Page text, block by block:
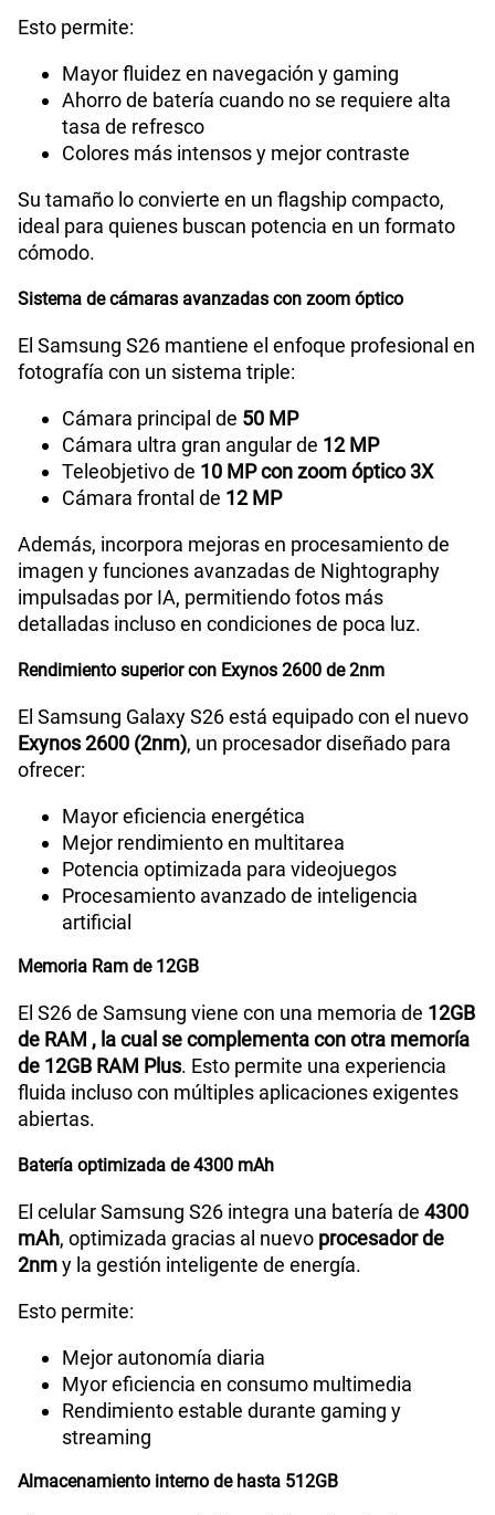
Reconocimiento Facial
Lector de Huella Si
Esto permite:
Mayor fluidez en navegación y gaming
Ahorro de batería cuando no se requiere alta
tasa de refresco
Colores más intensos y mejor contraste
Su tamaño lo convierte en un flagship compacto,
ideal para quienes buscan potencia en un formato
cómodo.
Sistema de cámaras avanzadas con zoom óptico
El Samsung S26 mantiene el enfoque profesional en
fotografía con un sistema triple:
Cámara principal de 50 MP
Cámara ultra gran angular de 12 MP
Teleobjetivo de 10 MP con zoom óptico 3X
Cámara frontal de 12 MP
Además, incorpora mejoras en procesamiento de
imagen y funciones avanzadas de Nightography
impulsadas por IA, permitiendo fotos más
detalladas incluso en condiciones de poca luz.
Rendimiento superior con Exynos 2600 de 2nm
El Samsung Galaxy S26 está equipado con el nuevo
Exynos 2600 (2nm), un procesador diseñado para
ofrecer:
Mayor eficiencia energética
Mejor rendimiento en multitarea
Potencia optimizada para videojuegos
Procesamiento avanzado de inteligencia
artificial
Memoria Ram de 12GB
El S26 de Samsung viene con una memoria de 12GB
de RAM , la cual se complementa con otra memoría
de 12GB RAM Plus. Esto permite una experiencia
fluida incluso con múltiples aplicaciones exigentes
abiertas.
Batería optimizada de 4300 mAh
El celular Samsung S26 integra una batería de 4300
mAh, optimizada gracias al nuevo procesador de
2nmy la gestión inteligente de energía.
Esto permite:
Mejor autonomía diaria
Myor eficiencia en consumo multimedia
Rendimiento estable durante gaming y
streaming
Almacenamiento interno de hasta 512GB